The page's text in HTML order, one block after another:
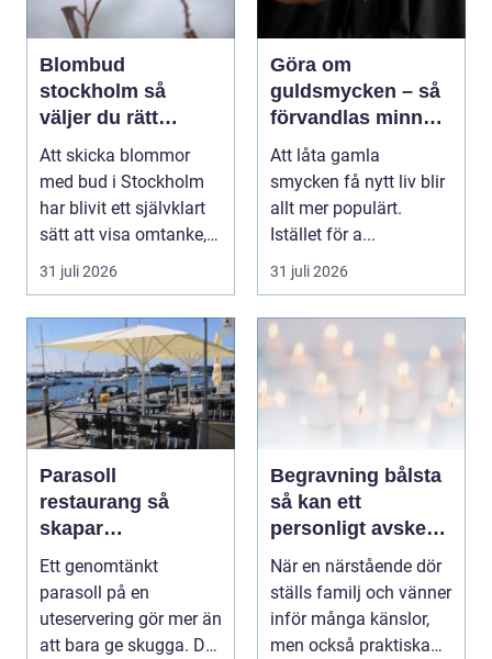
Blombud
stockholm så
väljer du rätt
blommor för varje
tillfälle
Att skicka blommor
med bud i Stockholm
har blivit ett självklart
sätt att visa omtanke,
fira stora h...
31 juli 2026
Göra om
guldsmycken – så
förvandlas minnen
till nya favoriter
Att låta gamla
smycken få nytt liv blir
allt mer populärt.
Istället för a...
31 juli 2026
Parasoll
restaurang så
skapar
uteserveringen rätt
känsla året runt
Ett genomtänkt
parasoll på en
uteservering gör mer än
att bara ge skugga. Det
Begravning bålsta
så kan ett
personligt avsked
formas
När en närstående dör
ställs familj och vänner
inför många känslor,
men också praktiska